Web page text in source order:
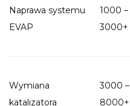
Naprawa systemu
EVAP
1000 –
3000+
Wymiana
katalizatora
3000 –
8000+